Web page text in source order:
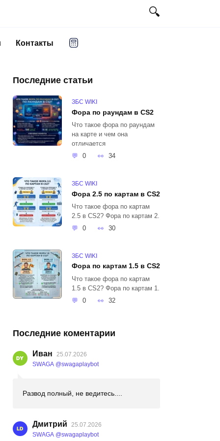
Контакты
Последние статьи
ЗБС WIKI
Фора по раундам в CS2
Что такое фора по раундам
на карте и чем она
отличается
0
34
ЗБС WIKI
Фора 2.5 по картам в CS2
Что такое фора по картам
2.5 в CS2? Фора по картам 2.
0
30
ЗБС WIKI
Фора по картам 1.5 в CS2
Что такое фора по картам
1.5 в CS2? Фора по картам 1.
0
32
Последние коментарии
Иван
25.07.2026
SWAGA @swagaplaybot
Развод полный, не ведитесь....
Дмитрий
25.07.2026
SWAGA @swagaplaybot